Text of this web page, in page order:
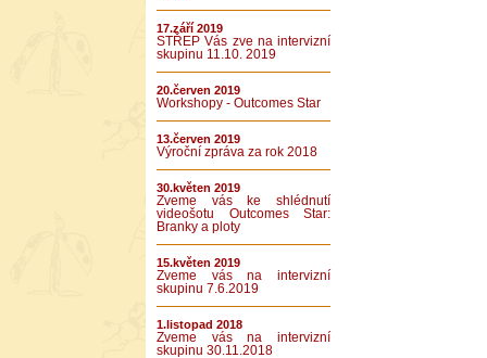
17.září 2019
STŘEP Vás zve na intervizní
skupinu 11.10. 2019
20.červen 2019
Workshopy - Outcomes Star
13.červen 2019
Výroční zpráva za rok 2018
30.květen 2019
Zveme vás ke shlédnutí
videošotu Outcomes Star:
Branky a ploty
15.květen 2019
Zveme vás na intervizní
skupinu 7.6.2019
1.listopad 2018
Zveme vás na intervizní
skupinu 30.11.2018